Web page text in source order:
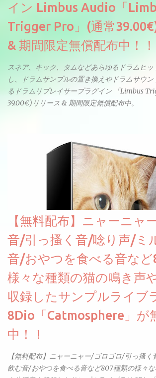
イン Limbus Audio「
Trigger Pro」(通常
& 期間限定無償配布中！！
スネア、キック、タムなどあらゆるドラムヒ
し、ドラムサンプルの置き換えやドラムサウ
るドラムリプレイサープラグイン 「Limbus
39.00€)リリース & 期間限定無償配布中。
【無料配布】ニャーニャ
音/引っ搔く音/唸り声/ミ
音/おやつを食べる音など
様々な種類の猫の鳴き声
収録したサンプルライブ
8Dio「Catmosphere」が
中！！
【無料配布】ニャーニャー/ゴロゴロ/引っ搔
飲む音/おやつを食べる音など807種類の様々